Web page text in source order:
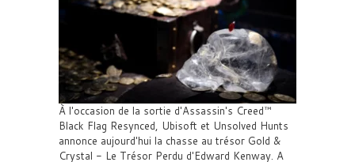
À l'occasion de la sortie d'Assassin's Creed™
Black Flag Resynced, Ubisoft et Unsolved Hunts
annonce aujourd'hui la chasse au trésor Gold &
Crystal - Le Trésor Perdu d'Edward Kenway. A